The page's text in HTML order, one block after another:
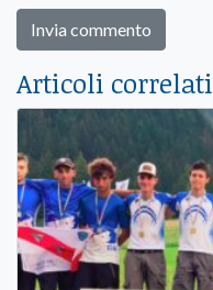
Articoli correlati